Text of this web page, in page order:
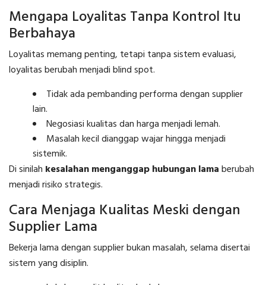
Mengapa Loyalitas Tanpa Kontrol Itu
Berbahaya
Loyalitas memang penting, tetapi tanpa sistem evaluasi,
loyalitas berubah menjadi blind spot.
Tidak ada pembanding performa dengan supplier
lain.
Negosiasi kualitas dan harga menjadi lemah.
Masalah kecil dianggap wajar hingga menjadi
sistemik.
Di sinilah kesalahan menganggap hubungan lamaberubah
menjadi risiko strategis.
Cara Menjaga Kualitas Meski dengan
Supplier Lama
Bekerja lama dengan supplier bukan masalah, selama disertai
sistem yang disiplin.